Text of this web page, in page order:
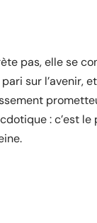
pas, elle se
sur l’avenir,
: c’est le